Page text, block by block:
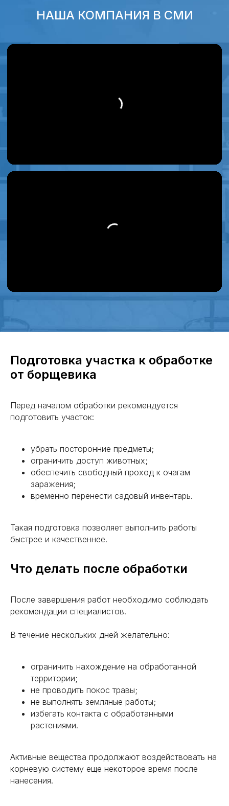
Подготовка участка к обработке
от борщевика
Перед началом обработки рекомендуется
подготовить участок:
убрать посторонние предметы;
ограничить доступ животных;
обеспечить свободный проход к очагам
заражения;
временно перенести садовый инвентарь.
Такая подготовка позволяет выполнить работы
быстрее и качественнее.
Что делать после обработки
После завершения работ необходимо соблюдать
рекомендации специалистов.
В течение нескольких дней желательно:
ограничить нахождение на обработанной
территории;
не проводить покос травы;
не выполнять земляные работы;
избегать контакта с обработанными
растениями.
Активные вещества продолжают воздействовать на
корневую систему еще некоторое время после
нанесения.
ОСТАЛИСЬ ВОПРОСЫ?
Гатчина
Всеволожск
Сосновый
Бор
Кириши
Волхов
Луга
Сланцы
Кировск
Никольское
Колпино
Тихвин
+7 (951) 681-45-53
rosgorses@ya.ru
ИП Фирсов Дмитрий Андреевич
Тараканы
Клопы
Адрес:
Лицензия:
Реквизиты: